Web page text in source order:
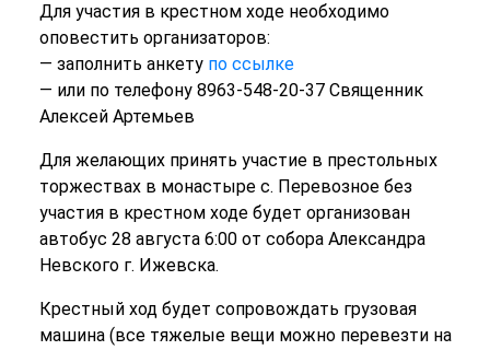
Для участия в крестном ходе необходимо
оповестить организаторов:
— заполнить анкету по ссылке
— или по телефону 8963-548-20-37 Священник
Алексей Артемьев
Для желающих принять участие в престольных
торжествах в монастыре с. Перевозное без
участия в крестном ходе будет организован
автобус 28 августа 6:00 от собора Александра
Невского г. Ижевска.
Крестный ход будет сопровождать грузовая
машина (все тяжелые вещи можно перевезти на